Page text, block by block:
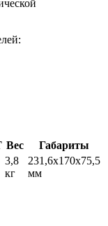
Вес
Габариты
3,8
кг
231,6х170х75,5
мм